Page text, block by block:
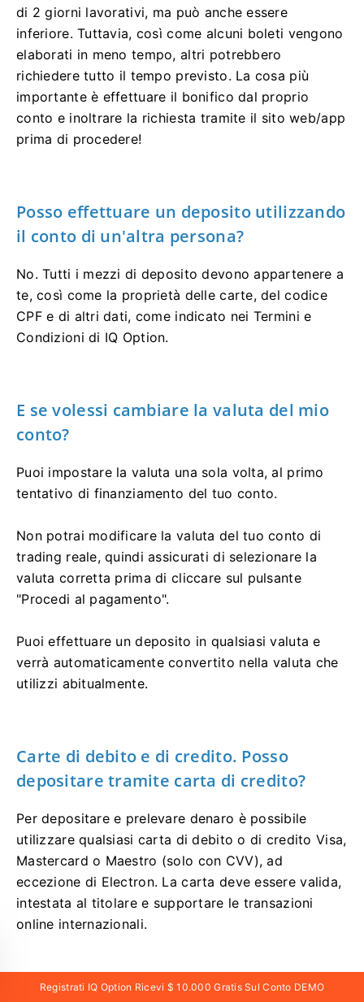
di 2 giorni lavorativi, ma può anche essere
inferiore. Tuttavia, così come alcuni boleti vengono
elaborati in meno tempo, altri potrebbero
richiedere tutto il tempo previsto. La cosa più
importante è effettuare il bonifico dal proprio
conto e inoltrare la richiesta tramite il sito web/app
prima di procedere!
Posso effettuare un deposito utilizzando
il conto di un'altra persona?
No. Tutti i mezzi di deposito devono appartenere a
te, così come la proprietà delle carte, del codice
CPF e di altri dati, come indicato nei Termini e
Condizioni di IQ Option.
E se volessi cambiare la valuta del mio
conto?
Puoi impostare la valuta una sola volta, al primo
tentativo di finanziamento del tuo conto.
Non potrai modificare la valuta del tuo conto di
trading reale, quindi assicurati di selezionare la
valuta corretta prima di cliccare sul pulsante
"Procedi al pagamento".
Puoi effettuare un deposito in qualsiasi valuta e
verrà automaticamente convertito nella valuta che
utilizzi abitualmente.
Carte di debito e di credito. Posso
depositare tramite carta di credito?
Per depositare e prelevare denaro è possibile
utilizzare qualsiasi carta di debito o di credito Visa,
Mastercard o Maestro (solo con CVV), ad
eccezione di Electron. La carta deve essere valida,
intestata al titolare e supportare le transazioni
online internazionali.
Ho problemi con il deposito tramite
Registrati IQ Option Ricevi $ 10.000 Gratis Sul Conto DEMO